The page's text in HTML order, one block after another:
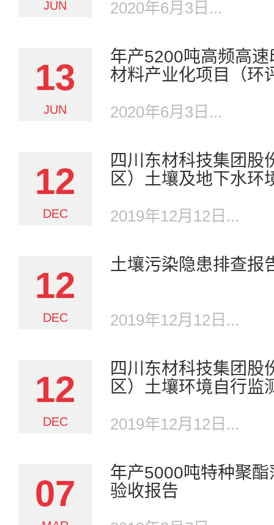
JUN 2020年6月3日...
13
JUN
年产5200吨高频高
材料产业化项目（环
2020年6月3日...
12
DEC
四川东材科技集团股
区）土壤及地下水环
2019年12月12日...
12
DEC
土壤污染隐患排查报
2019年12月12日...
12
DEC
四川东材科技集团股
区）土壤环境自行监
2019年12月12日...
07
年产5000吨特种聚
验收报告